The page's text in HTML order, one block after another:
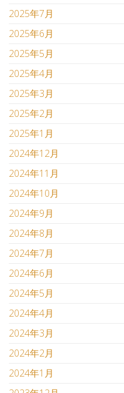
2025年7月
2025年6月
2025年5月
2025年4月
2025年3月
2025年2月
2025年1月
2024年12月
2024年11月
2024年10月
2024年9月
2024年8月
2024年7月
2024年6月
2024年5月
2024年4月
2024年3月
2024年2月
2024年1月